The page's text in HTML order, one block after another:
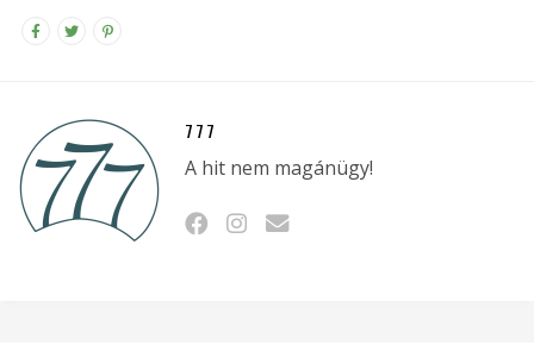
777
A hit nem magánügy!